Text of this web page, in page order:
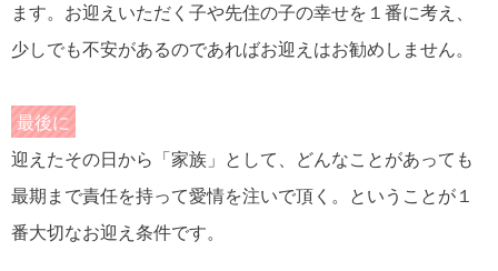
ます。お迎えいただく子や先住の子の幸せを１番に考え、
少しでも不安があるのであればお迎えはお勧めしません。
最後に
迎えたその日から「家族」として、どんなことがあっても
最期まで責任を持って愛情を注いで頂く。ということが１
番大切なお迎え条件です。